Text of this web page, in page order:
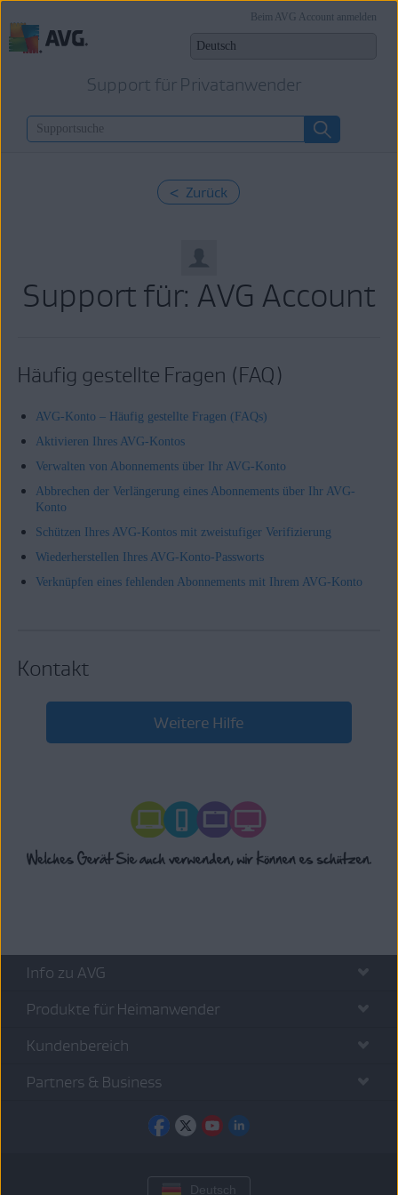
Support für Privatanwender
Beim AVG Account anmelden
< Zurück
Support für: AVG Account
Häufig gestellte Fragen (FAQ)
AVG-Konto – Häufig gestellte Fragen (FAQs)
Aktivieren Ihres AVG-Kontos
Verwalten von Abonnements über Ihr AVG-Konto
Abbrechen der Verlängerung eines Abonnements über Ihr AVG-
Konto
Schützen Ihres AVG-Kontos mit zweistufiger Verifizierung
Wiederherstellen Ihres AVG-Konto-Passworts
Verknüpfen eines fehlenden Abonnements mit Ihrem AVG-Konto
Kontakt
Weitere Hilfe
Info zu AVG
Produkte für Heimanwender
Kundenbereich
Partners & Business
Deutsch